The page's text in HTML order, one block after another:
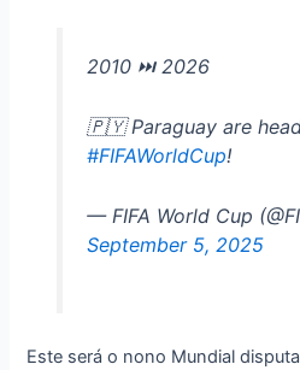
2010 ⏭️ 2026
🇵🇾 Paraguay are
#FIFAWorldCup!
— FIFA World Cup
September 5, 2025
Este será o nono Mundial